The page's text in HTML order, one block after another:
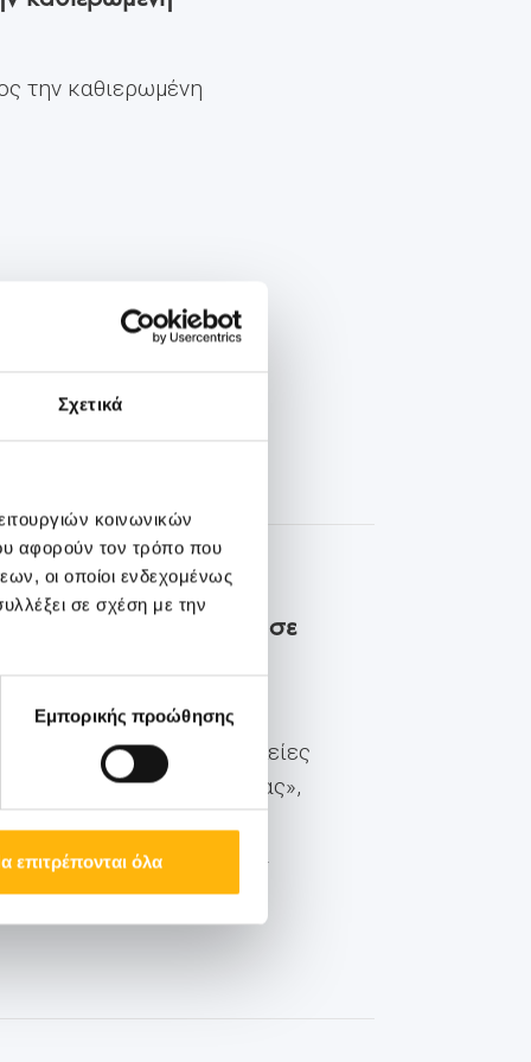
Σχετικά
κοινωνικών
αφορούν τον τρόπο που
οι οποίοι ενδεχομένως
σε σχέση με την
Εμπορικής προώθησης
επιτρέπονται όλα
την καθιερωμένη
Θεσσαλίας παρουσίασε
στα Τρίκαλα η
θέμα «Καινοτόμες θεραπείες
Laser στο ΙΑΣΩ Θεσσαλίας»,
Τρικάλων. Η
και αποτέλεσε μία
με στ...